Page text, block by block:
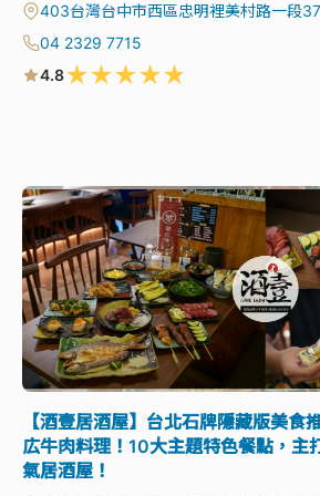
403台灣台中市西區忠明裡美村路一段
04 2329 7715
4.8★★★★★
【酒壹居酒屋】台北石牌隱藏版美食
広牛肉料理！10大主題特色餐點，主
氣居酒屋！